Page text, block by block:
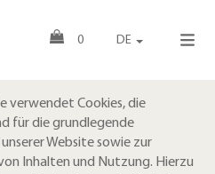
0 DE
verwendet Cookies, die
für die grundlegende
Website sowie zur
Inhalten und Nutzung. Hierzu